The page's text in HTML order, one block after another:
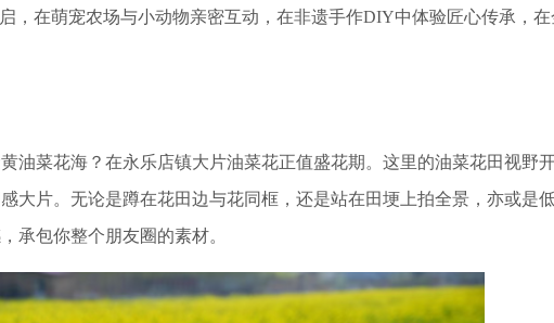
在萌宠农场与小动物亲密互动，在非遗手作DIY中体验匠心传承，在
菜花海？在永乐店镇大片油菜花正值盛花期。这里的油菜花田视野
大片。无论是蹲在花田边与花同框，还是站在田埂上拍全景，亦或是
承包你整个朋友圈的素材。